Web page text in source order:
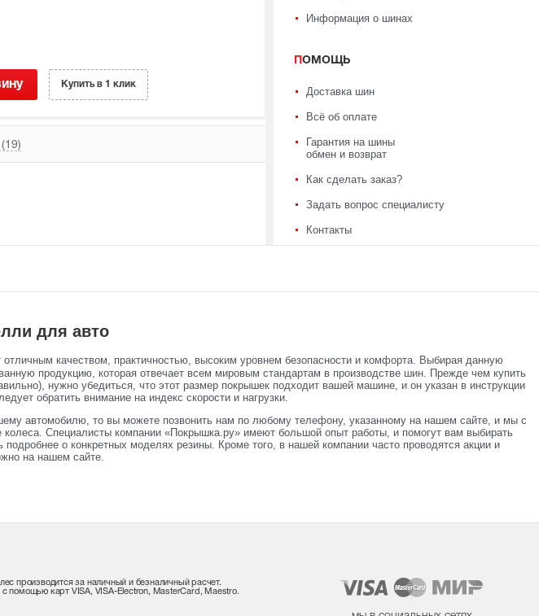
Купить в 1 клик
Информация о шинах
ПОМОЩЬ
Доставка шин
Всё об оплате
Гарантия на шины
обмен и возврат
Как сделать заказ?
Задать вопрос специалисту
Контакты
для авто
отличным качеством, практичностью, высоким уровнем безопасности и комфорта. Выбирая данную
продукцию, которая отвечает всем мировым стандартам в производстве шин. Прежде чем купить
нужно убедиться, что этот размер покрышек подходит вашей машине, и он указан в инструкции
обратить внимание на индекс скорости и нагрузки.
автомобилю, то вы можете позвонить нам по любому телефону, указанному на нашем сайте, и мы с
Специалисты компании «Покрышка.ру» имеют большой опыт работы, и помогут вам выбирать
о конкретных моделях резины. Кроме того, в нашей компании часто проводятся акции и
на нашем сайте.
производится за наличный и безналичный расчет.
помощью карт VISA, VISA-Electron, MasterCard, Maestro.